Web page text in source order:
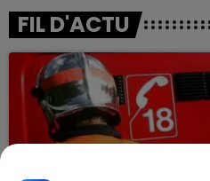
FIL D'ACTU